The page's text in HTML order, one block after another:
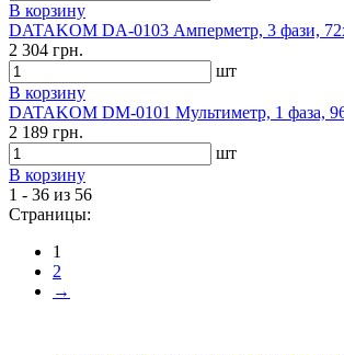
В корзину
DATAKOM DA-0103 Амперметр, 3 фази,
2 304 грн.
шт
В корзину
DATAKOM DM-0101 Мультиметр, 1 фаза,
2 189 грн.
шт
В корзину
1 - 36 из 56
Страницы:
1
2
→